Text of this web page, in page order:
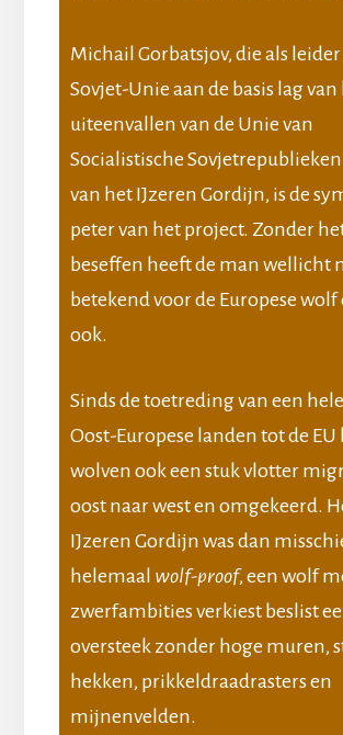
Michail Gorbatsjov, die als leider
Sovjet-Unie aan de basis lag van
uiteenvallen van de Unie van
Socialistische Sovjetrepublieken
van het IJzeren Gordijn, is de
peter van het project. Zonder
beseffen heeft de man wellicht
betekend voor de Europese wolf
ook.
Sinds de toetreding van een
Oost-Europese landen tot de
wolven ook een stuk vlotter
oost naar west en omgekeerd.
IJzeren Gordijn was dan
helemaal wolf-proof, een wolf
zwerfambities verkiest beslist
oversteek zonder hoge muren,
hekken, prikkeldraadrasters en
mijnenvelden.